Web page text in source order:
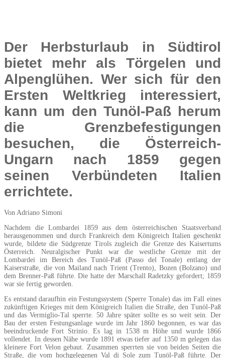
Der Herbsturlaub in Südtirol
bietet mehr als Törgelen und
Alpenglühen. Wer sich für den
Ersten Weltkrieg interessiert,
kann um den Tunöl-Paß herum
die Grenzbefestigungen
besuchen, die Österreich-
Ungarn nach 1859 gegen
seinen Verbündeten Italien
errichtete.
Von Adriano Simoni
Nachdem die Lombardei 1859 aus dem österreichischen Staatsverband
herausgenommen und durch Frankreich dem Königreich Italien geschenkt
wurde, bildete die Südgrenze Tirols zugleich die Grenze des Kaisertums
Österreich. Neuralgischer Punkt war die westliche Grenze mit der
Lombardei im Bereich des Tunöl-Paß (Passo del Tonale) entlang der
Kaiserstraße, die von Mailand nach Trient (Trento), Bozen (Bolzano) und
dem Brenner-Paß führte. Die hatte der Marschall Radetzky gefordert; 1859
war sie fertig geworden.
Es entstand daraufhin ein Festungssystem (Sperre Tonale) das im Fall eines
zukünftigen Krieges mit dem Königreich Italien die Straße, den Tunöl-Paß
und das Vermiglio-Tal sperrte. 50 Jahre später sollte es so weit sein. Der
Bau der ersten Festungsanlage wurde im Jahr 1860 begonnen, es war das
beeindruckende Fort Strinio. Es lag in 1538 m Höhe und wurde 1866
vollendet. In dessen Nähe wurde 1891 etwas tiefer auf 1350 m gelegen das
kleinere Fort Velon gebaut. Zusammen sperrten sie von beiden Seiten die
Straße, die vom hochgelegenen Val di Sole zum Tunöl-Paß führte. Der